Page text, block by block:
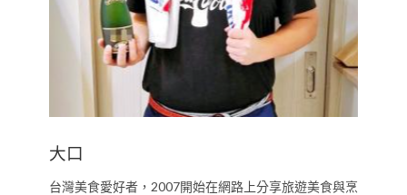
大口
台灣美食愛好者，2007開始在網路上分享旅遊美食與烹